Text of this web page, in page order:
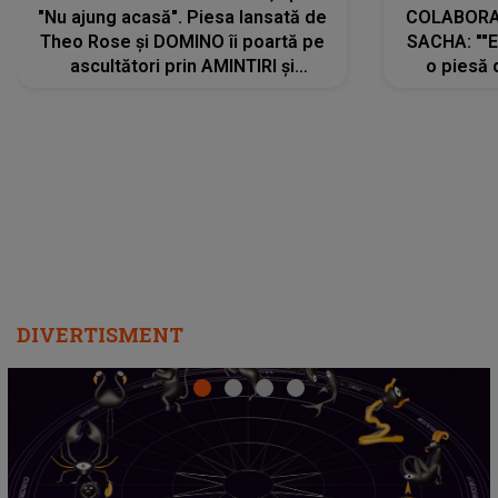
"Nu ajung acasă". Piesa lansată de
Theo Rose și DOMINO îi poartă pe
ascultători prin AMINTIRI și
SACHA:
o piesă
DIVERTISMENT